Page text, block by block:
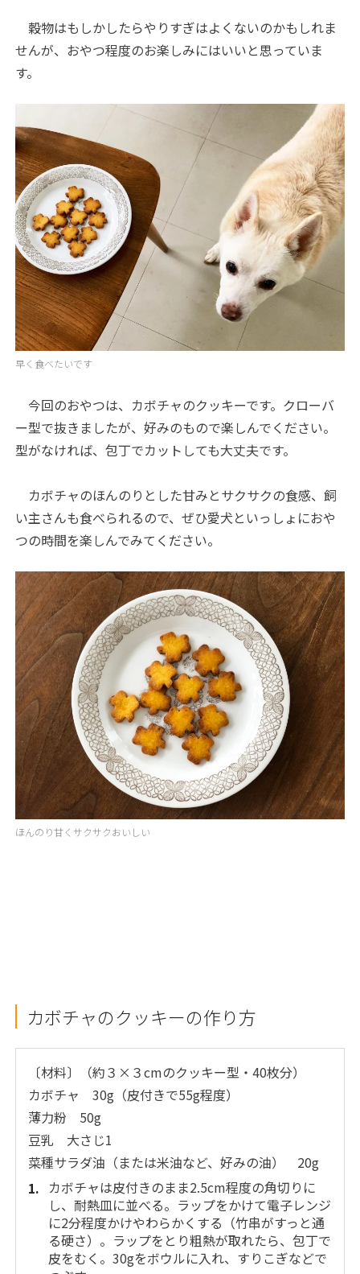
穀物はもしかしたらやりすぎはよくないのかもしれま
せんが、おやつ程度のお楽しみにはいいと思っていま
す。
早く食べたいです
今回のおやつは、カボチャのクッキーです。クローバ
ー型で抜きましたが、好みのもので楽しんでください。
型がなければ、包丁でカットしても大丈夫です。
カボチャのほんのりとした甘みとサクサクの食感、飼
い主さんも食べられるので、ぜひ愛犬といっしょにおや
つの時間を楽しんでみてください。
ほんのり甘くサクサクおいしい
カボチャのクッキーの作り方
〔材料〕（約３×３cmのクッキー型・40枚分）
カボチャ 30g（皮付きで55g程度）
薄力粉 50g
豆乳 大さじ1
菜種サラダ油（または米油など、好みの油） 20g
カボチャは皮付きのまま2.5cm程度の角切りに
し、耐熱皿に並べる。ラップをかけて電子レンジ
に2分程度かけやわらかくする（竹串がすっと通
る硬さ）。ラップをとり粗熱が取れたら、包丁で
皮をむく。30gをボウルに入れ、すりこぎなどで